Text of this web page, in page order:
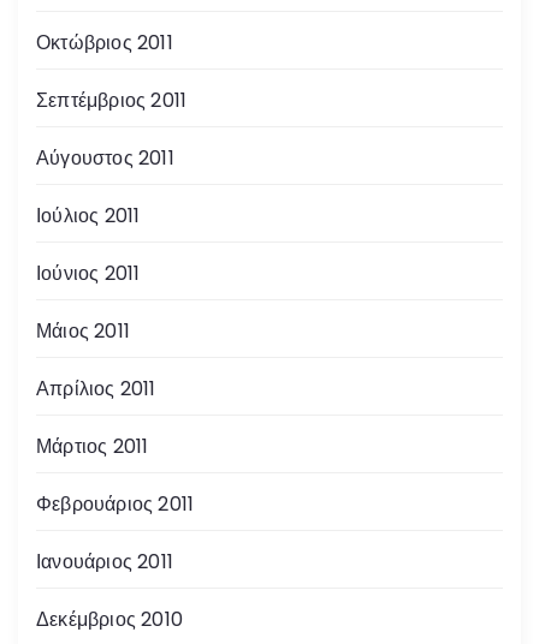
Οκτώβριος 2011
Σεπτέμβριος 2011
Αύγουστος 2011
Ιούλιος 2011
Ιούνιος 2011
Μάιος 2011
Απρίλιος 2011
Μάρτιος 2011
Φεβρουάριος 2011
Ιανουάριος 2011
Δεκέμβριος 2010